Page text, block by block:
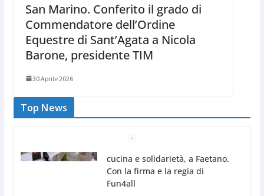
San Marino. Conferito il grado di
Commendatore dell’Ordine
Equestre di Sant’Agata a Nicola
Barone, presidente TIM
30 Aprile 2026
Top News
Gli atleti della Federazione Judo
San Marino all’European Cup
Junior 2026 di Skopje